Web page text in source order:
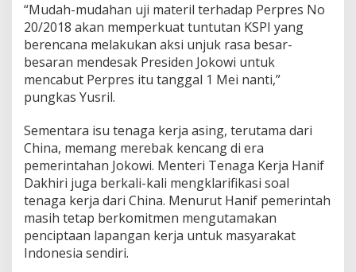
“Mudah-mudahan uji materil terhadap Perpres No
20/2018 akan memperkuat tuntutan KSPI yang
berencana melakukan aksi unjuk rasa besar-
besaran mendesak Presiden Jokowi untuk
mencabut Perpres itu tanggal 1 Mei nanti,”
pungkas Yusril.
Sementara isu tenaga kerja asing, terutama dari
China, memang merebak kencang di era
pemerintahan Jokowi. Menteri Tenaga Kerja Hanif
Dakhiri juga berkali-kali mengklarifikasi soal
tenaga kerja dari China. Menurut Hanif pemerintah
masih tetap berkomitmen mengutamakan
penciptaan lapangan kerja untuk masyarakat
Indonesia sendiri.